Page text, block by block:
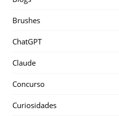
Brushes
ChatGPT
Claude
Concurso
Curiosidades